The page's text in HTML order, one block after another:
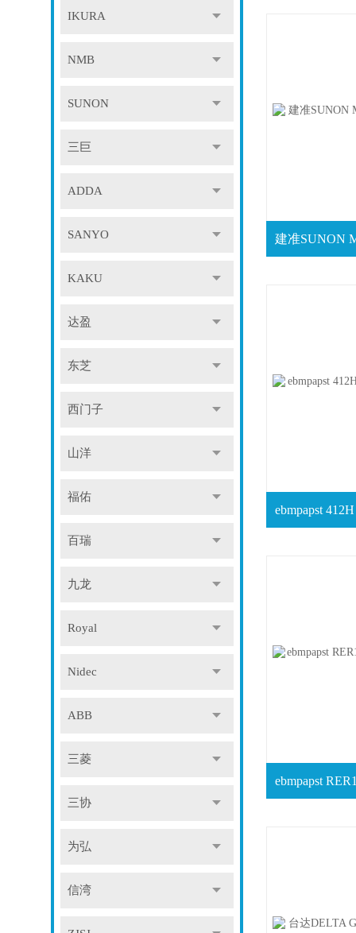
IKURA
NMB
SUNON
三巨
ADDA
SANYO
KAKU
达盈
东芝
西门子
山洋
福佑
百瑞
九龙
Royal
Nidec
ABB
三菱
三协
为弘
信湾